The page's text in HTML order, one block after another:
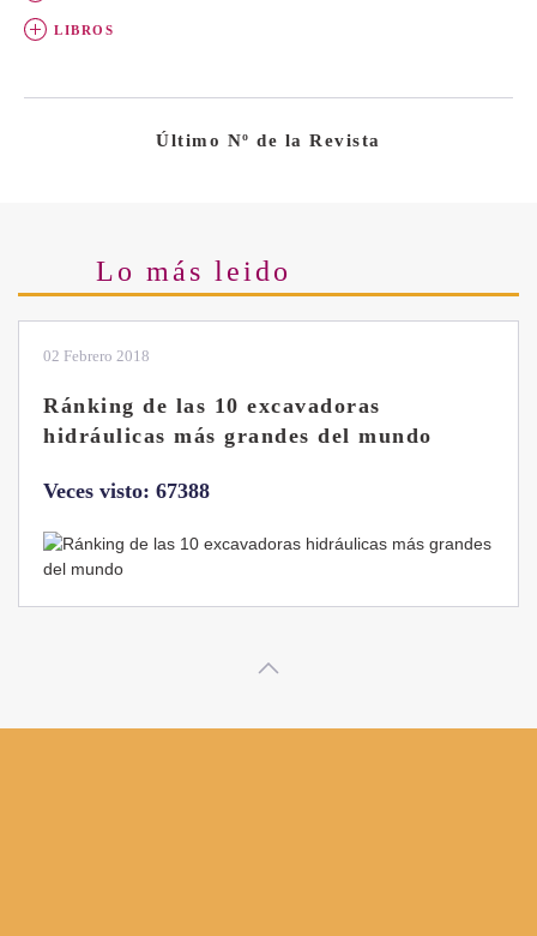
LIBROS
Último Nº de la Revista
Lo más leido
28 Enero 2019
Las ventajas de la excavadora Yanmar
B7 Sigma-6
Veces visto: 32216